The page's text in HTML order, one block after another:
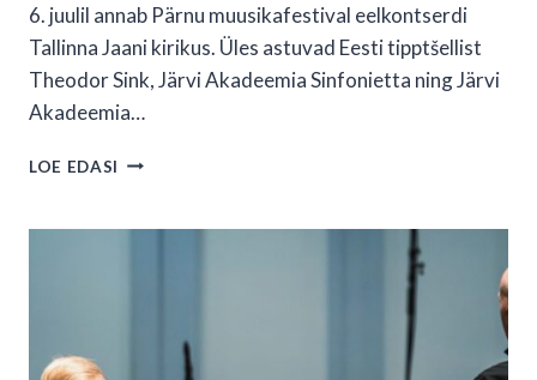
6. juulil annab Pärnu muusikafestival eelkontserdi
Tallinna Jaani kirikus. Üles astuvad Eesti tipptšellist
Theodor Sink, Järvi Akadeemia Sinfonietta ning Järvi
Akadeemia…
LOE EDASI PÄRNU
EELKONTSERDI